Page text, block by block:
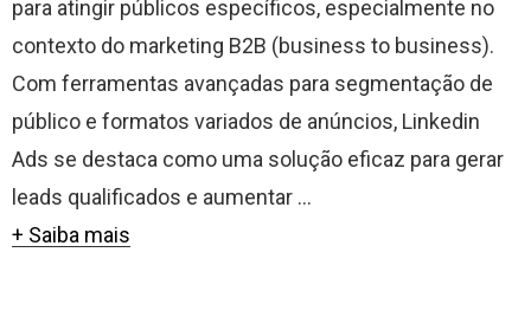
para atingir públicos específicos, especialmente no
contexto do marketing B2B (business to business).
Com ferramentas avançadas para segmentação de
público e formatos variados de anúncios, Linkedin
Ads se destaca como uma solução eficaz para gerar
leads qualificados e aumentar ...
+ Saiba mais